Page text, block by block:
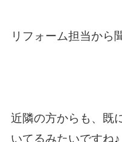
リフォーム担当から
近隣の方からも、既
いてるみたいですね♪